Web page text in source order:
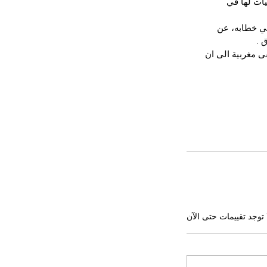
خطابه، عن
.
مغربية الى ان
توجد تقييمات حتى الآن